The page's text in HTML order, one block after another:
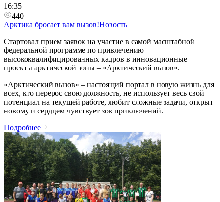
16:35
440
Арктика бросает вам вызов!Новость
Стартовал прием заявок на участие в самой масштабной
федеральной программе по привлечению
высококвалифицированных кадров в инновационные
проекты арктической зоны – «Арктический вызов».
«Арктический вызов» – настоящий портал в новую жизнь для
всех, кто перерос свою должность, не использует весь свой
потенциал на текущей работе, любит сложные задачи, открыт
новому и сердцем чувствует зов приключений.
Подробнее